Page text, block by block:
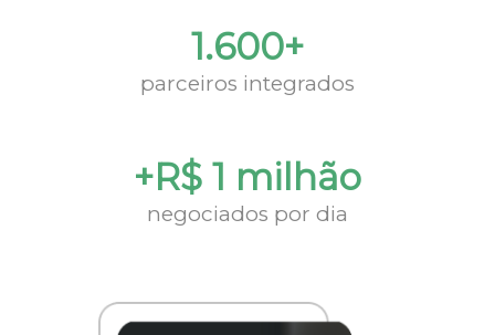
1.600+
parceiros integrados
+R$ 1 milhão
negociados por dia